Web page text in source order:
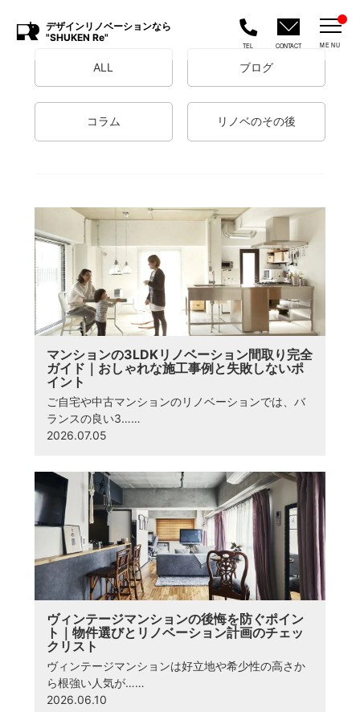
デザインリノベーションなら
"SHUKEN Re"
TEL CONTACT MENU
ALL ブログ
コラム リノベのその後
マンションの3LDKリノベーション間取り完全
ガイド｜おしゃれな施工事例と失敗しないポ
イント
ご自宅や中古マンションのリノベーションでは、バ
ランスの良い3……
2026.07.05
ヴィンテージマンションの後悔を防ぐポイン
ト｜物件選びとリノベーション計画のチェッ
クリスト
ヴィンテージマンションは好立地や希少性の高さか
ら根強い人気が……
2026.06.10